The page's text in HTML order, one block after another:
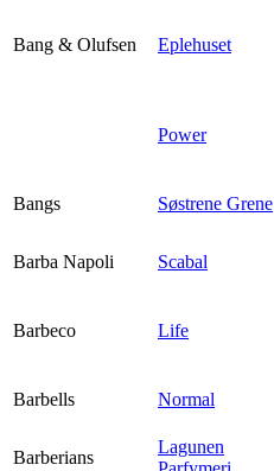
Bang & Olufsen Eplehuset
Power
Bangs
Søstrene Grene
Barba Napoli Scabal
Barbeco Life
Barbells Normal
Barberians
Lagunen